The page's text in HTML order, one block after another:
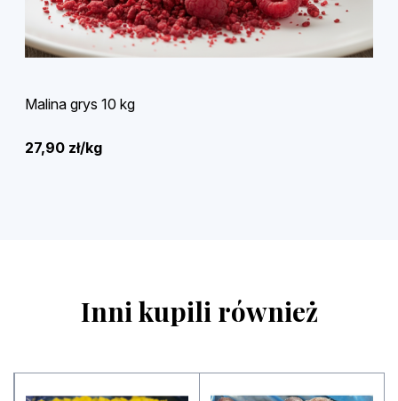
Malina grys 10 kg
27,90 zł/kg
Inni kupili również